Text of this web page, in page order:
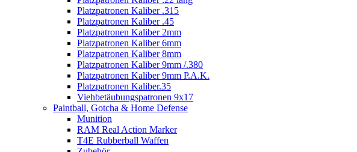
Platzpatronen Kaliber .315
Platzpatronen Kaliber .45
Platzpatronen Kaliber 2mm
Platzpatronen Kaliber 6mm
Platzpatronen Kaliber 8mm
Platzpatronen Kaliber 9mm /.380
Platzpatronen Kaliber 9mm P.A.K.
Platzpatronen Kaliber.35
Viehbetäubungspatronen 9x17
Paintball, Gotcha & Home Defense
Munition
RAM Real Action Marker
T4E Rubberball Waffen